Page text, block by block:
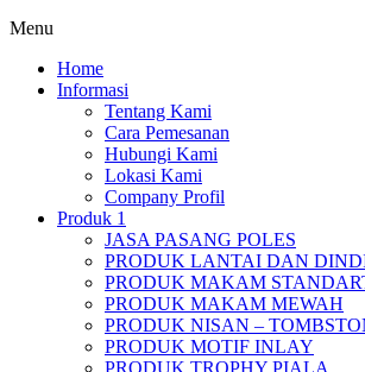
Menu
Home
Informasi
Tentang Kami
Cara Pemesanan
Hubungi Kami
Lokasi Kami
Company Profil
Produk 1
JASA PASANG POLES
PRODUK LANTAI DAN
PRODUK MAKAM
PRODUK MAKAM MEWAH
PRODUK NISAN –
PRODUK MOTIF INLAY
PRODUK TROPHY PIALA